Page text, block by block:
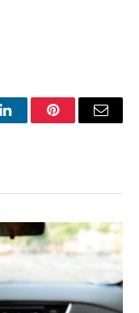
LinkedInPinterestEmail